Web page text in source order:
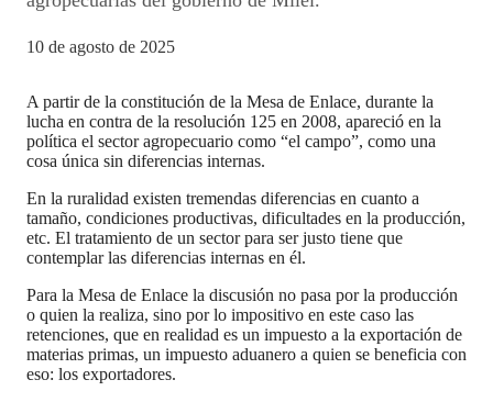
10 de agosto de 2025
A partir de la constitución de la Mesa de Enlace, durante la
lucha en contra de la resolución 125 en 2008, apareció en la
política el sector agropecuario como “el campo”, como una
cosa única sin diferencias internas.
En la ruralidad existen tremendas diferencias en cuanto a
tamaño, condiciones productivas, dificultades en la producción,
etc. El tratamiento de un sector para ser justo tiene que
contemplar las diferencias internas en él.
Para la Mesa de Enlace la discusión no pasa por la producción
o quien la realiza, sino por lo impositivo en este caso las
retenciones, que en realidad es un impuesto a la exportación de
materias primas, un impuesto aduanero a quien se beneficia con
eso: los exportadores.